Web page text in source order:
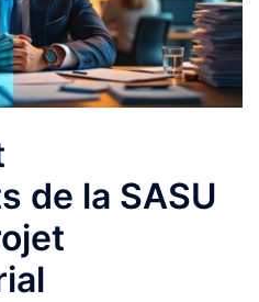
de la SASU